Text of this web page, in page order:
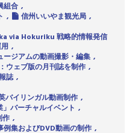
組合
信州いいやま観光局
via Hokuriku 戦略的情報発信
ジアムの動画撮影・編集
ウェブ版の月刊誌を制作
誌
バイリンガル動画制作
バーチャルイベント
作
集およびDVD動画の制作